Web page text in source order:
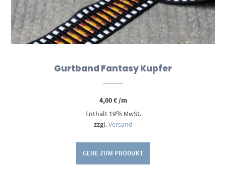
Gurtband Fantasy Kupfer
4,00€/m
Enthält 19% MwSt.
zzgl.Versand
GEHE ZUM PRODUKT